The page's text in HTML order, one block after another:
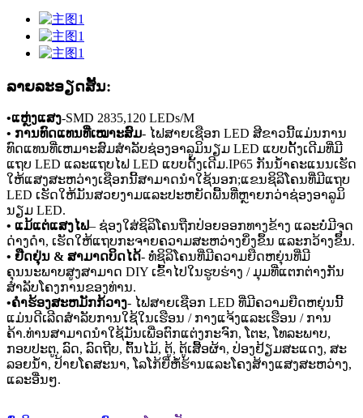
ລາຍ​ລະ​ອຽດ​ສັ້ນ​:
•ແຫຼ່ງແສງ-SMD 2835,120 LEDs/M
• ການທົດແທນທີ່ເໝາະສົມ- ໄຟສາຍເຊືອກ LED ສີຂາວນີ້ແມ່ນການ
ທົດແທນທີ່ເຫມາະສົມສໍາລັບຊ່ອງອາລູມິນຽມ LED ແບບດັ້ງເດີມທີ່ມີ
ແຖບ LED ແລະແຖບໄຟ LED ແບບດັ້ງເດີມ.IP65 ກັນ​ນ​້​ໍ​າ​ຄະ​ແນນ​ເຮັດ​
ໃຫ້​ແສງ​ສະ​ຫວ່າງ​ເຊືອກ​ນີ້​ສາ​ມາດ​ນໍາ​ໃຊ້​ນອກ​;ແຂນຊິລິໂຄນທີ່ມີແຖບ
LED ເຮັດໃຫ້ມັນສວຍງາມແລະປະຫຍັດພື້ນທີ່ຫຼາຍກວ່າຊ່ອງອາລູມິ
ນຽມ LED.
• ແມ້ແຕ່ແສງໄຟ– ຊ່ອງໃສ່ຊິລິໂຄນຖືກປ່ອຍອອກທາງຂ້າງ ແລະບໍ່ມີຈຸດ
ດ່າງດຳ, ເຮັດໃຫ້ແຖບກະຈາຍຄວາມສະຫວ່າງຍິ່ງຂຶ້ນ ແລະກວ້າງຂຶ້ນ.
• ຢືດຢຸ່ນ & ສາມາດບິດໄດ້- ທໍ່ຊິລິໂຄນທີ່ມີຄວາມຍືດຫຍຸ່ນທີ່ມີ
ຄຸນນະພາບສູງສາມາດ DIY ເຂົ້າໄປໃນຮູບຮ່າງ / ມຸມທີ່ແຕກຕ່າງກັນ
ສໍາລັບໂຄງການຂອງທ່ານ.
•ຄໍາຮ້ອງສະຫມັກກ້ວາງ- ໄຟສາຍເຊືອກ LED ທີ່ມີຄວາມຍືດຫຍຸ່ນນີ້
ແມ່ນດີເລີດສໍາລັບການໃຊ້ໃນເຮືອນ / ກາງແຈ້ງແລະເຮືອນ / ການ
ຄ້າ.ທ່ານສາມາດນໍາໃຊ້ມັນເພື່ອຕົກແຕ່ງກະຈົກ, ໂຕະ, ໂທລະພາບ,
ກອບປະຕູ, ລົດ, ລົດຖີບ, ຕົ້ນໄມ້, ຕູ້, ຕູ້ເສື້ອຜ້າ, ປ່ອງຢ້ຽມສະແດງ, ສະ
ລອຍນ້ໍາ, ປ້າຍໂຄສະນາ, ໂລໂກ້ຍີ່ຫໍ້ຮ້ານແລະໂຄງສ້າງແສງສະຫວ່າງ,
ແລະອື່ນໆ.